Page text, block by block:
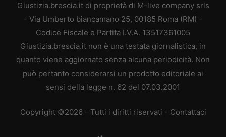
Giustizia.brescia.it di proprietà di M-live company srls
- Via Umberto biancamano 25, 00185 Roma (RM) -
Codice Fiscale e Partita I.V.A. 13517361005
Giustizia.brescia.it non è una testata giornalistica, in
quanto viene aggiornato senza alcuna periodicità. Non
può pertanto considerarsi un prodotto editoriale ai
sensi della legge n. 62 del 07.03.2001
Copyright ©2026 - Tutti i diritti riservati - Contattaci